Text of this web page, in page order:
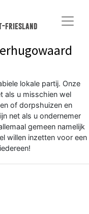
friesland
lokale partij. Onze
als u misschien wel
of dorpshuizen en
net als u ondernemer
gemeen namelijk
willen inzetten voor een